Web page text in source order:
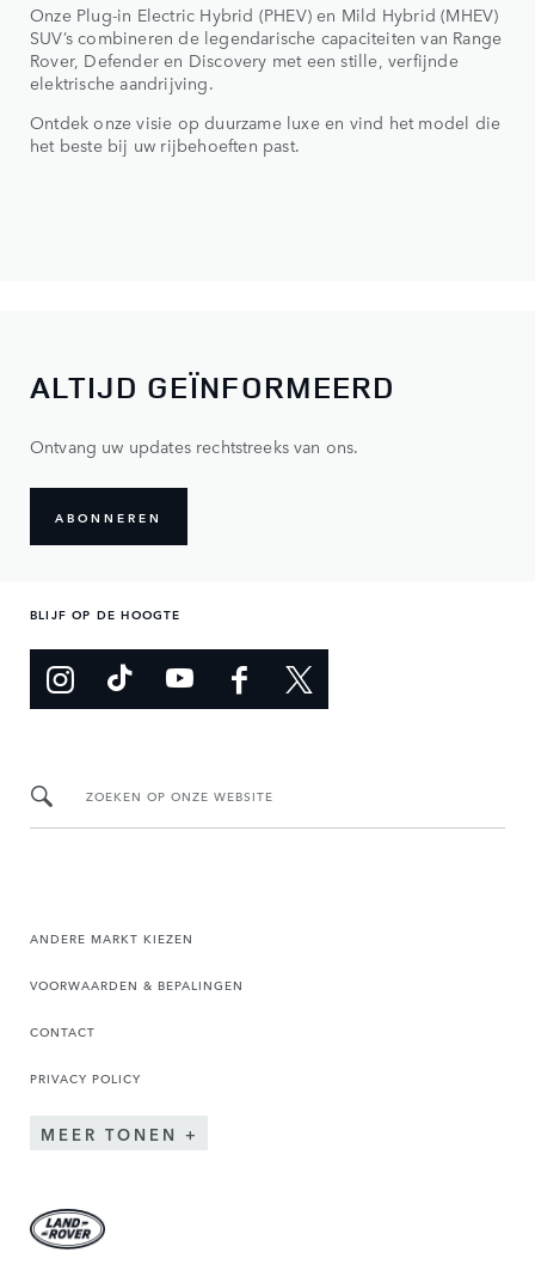
Onze Plug-in Electric Hybrid (PHEV) en Mild Hybrid (MHEV)
SUV’s combineren de legendarische capaciteiten van Range
Rover, Defender en Discovery met een stille, verfijnde
elektrische aandrijving.
Ontdek onze visie op duurzame luxe en vind het model die
het beste bij uw rijbehoeften past.
ALTIJD GEÏNFORMEERD
Ontvang uw updates rechtstreeks van ons.
ABONNEREN
BLIJF OP DE HOOGTE
ZOEKEN OP ONZE WEBSITE
ANDERE MARKT KIEZEN
VOORWAARDEN & BEPALINGEN
CONTACT
PRIVACY POLICY
MEER TONEN